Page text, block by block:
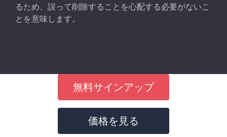
るため、誤って削除することを心配する必要がないこ
とを意味します。
無料サインアップ
価格を見る